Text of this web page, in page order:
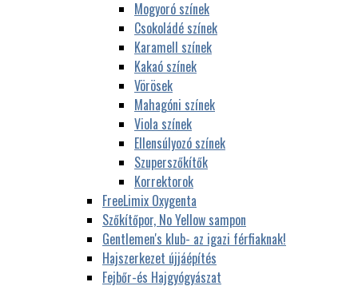
Mogyoró színek
Csokoládé színek
Karamell színek
Kakaó színek
Vörösek
Mahagóni színek
Viola színek
Ellensúlyozó színek
Szuperszőkítők
Korrektorok
FreeLimix Oxygenta
Szőkítőpor, No Yellow sampon
Gentlemen's klub- az igazi férfiaknak!
Hajszerkezet újjáépítés
Fejbőr-és Hajgyógyászat